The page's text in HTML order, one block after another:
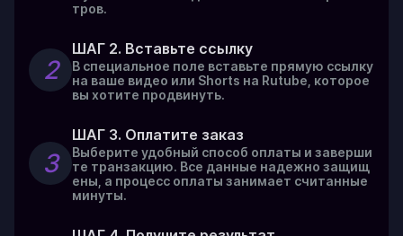
тров.
2
ШАГ 2. Вставьте ссылку
В специальное поле вставьте прямую ссылку
на ваше видео или Shorts на Rutube, которое
вы хотите продвинуть.
3
ШАГ 3. Оплатите заказ
Выберите удобный способ оплаты и заверши
те транзакцию. Все данные надежно защищ
ены, а процесс оплаты занимает считанные
минуты.